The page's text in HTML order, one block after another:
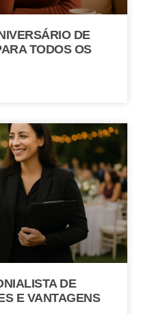
DE
TODOS OS
DE
E VANTAGENS